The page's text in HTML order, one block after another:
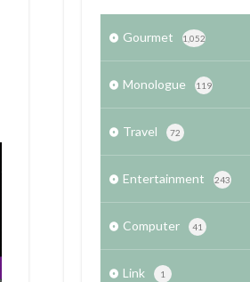
Gourmet 1,052
Monologue 119
Travel 72
Entertainment 243
Computer 41
Link 1